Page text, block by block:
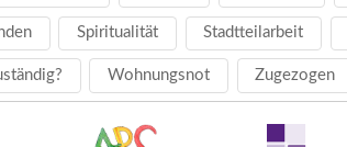
Spiritualität Stadtteilarbeit
Wohnungsnot Zugezogen